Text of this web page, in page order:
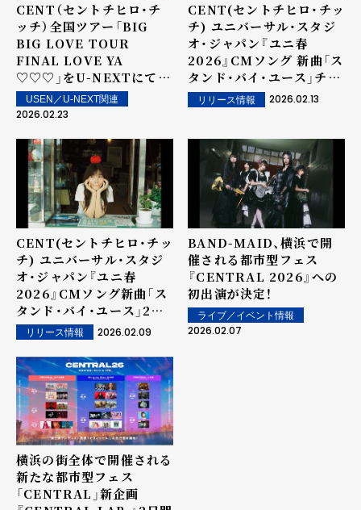
CENT（セントチヒロ・チ
ッチ）全国ツアー「BIG
BIG LOVE TOUR
FINAL LOVE YA
♡♡♡」をU-NEXTにて独
占ライブ配信！
USEN／U-NEXT関連
2026.02.23
CENT(セントチヒロ・チッ
チ) ユニバーサル・スタジ
オ・ジャパン『ユニ春
2026』CMソング 新曲「ス
タンド・バイ・ユース」チッ
チが異世界で青春を過ごす
ミュージックビデオが公
リリース情報 2026.02.13
CENT(セントチヒロ・チッ
チ) ユニバーサル・スタジ
オ・ジャパン『ユニ春
2026』CMソング新曲「ス
タンド・バイ・ユース」2月
11日(水)リリース！
リリース情報 2026.02.09
BAND-MAID、横浜で開
催される都市型フェス
『CENTRAL 2026』への
初出演が決定！
ライブ／イベント情報
2026.02.07
横浜の街全体で開催される
新たな都市型フェス
「CENTRAL」新企画